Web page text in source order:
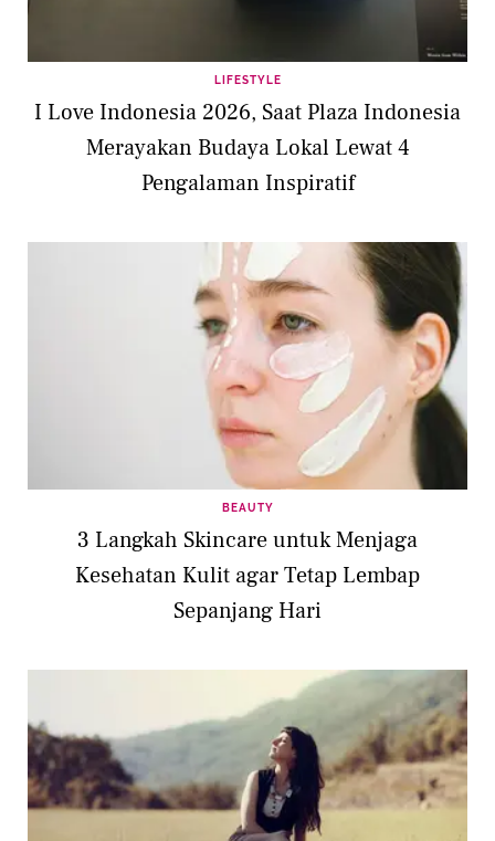
LIFESTYLE
I Love Indonesia 2026, Saat Plaza Indonesia
Merayakan Budaya Lokal Lewat 4
Pengalaman Inspiratif
BEAUTY
3 Langkah Skincare untuk Menjaga
Kesehatan Kulit agar Tetap Lembap
Sepanjang Hari